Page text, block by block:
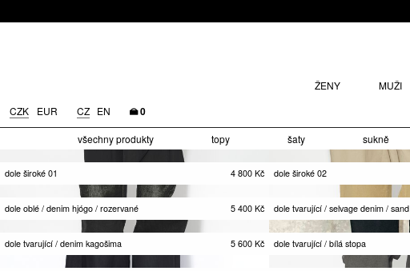
ŽENY MUŽI
CZK
EUR CZ EN 0
všechny produkty topy šaty sukně
dole široké 01 4 800 Kč dole široké 02
dole oblé / denim hjógo / rozervané 5 400 Kč dole tvarující / selvage denim / sand
dole tvarující / denim kagošima 5 600 Kč dole tvarující / bílá stopa